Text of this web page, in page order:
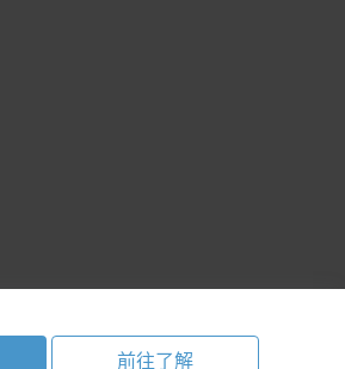
前往了解